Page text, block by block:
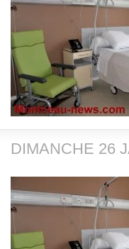
DIMANCHE 26